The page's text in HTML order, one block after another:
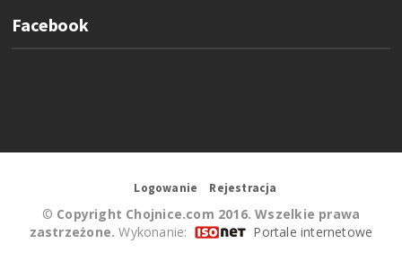
Facebook
Logowanie Rejestracja
© Copyright Chojnice.com 2016. Wszelkie prawa
zastrzeżone. Wykonanie: Portale internetowe